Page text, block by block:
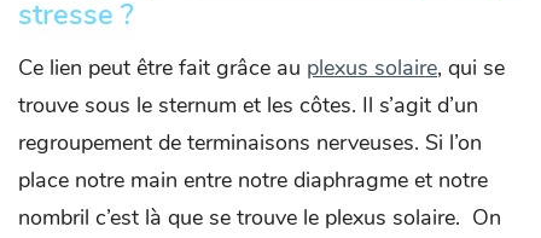
stresse ?
Ce lien peut être fait grâce au plexus solaire, qui se
trouve sous le sternum et les côtes. Il s’agit d’un
regroupement de terminaisons nerveuses. Si l’on
place notre main entre notre diaphragme et notre
nombril c’est là que se trouve le plexus solaire. On